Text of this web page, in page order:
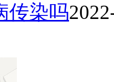
传染吗